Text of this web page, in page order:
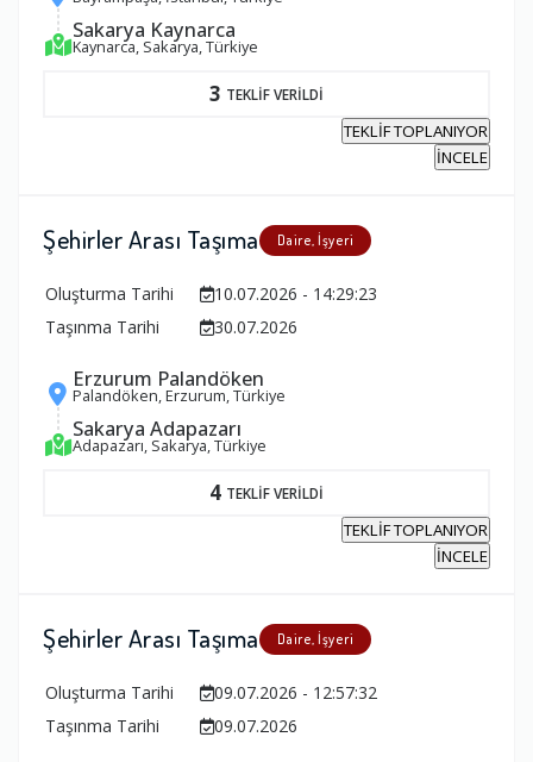
Sakarya Kaynarca
Kaynarca, Sakarya, Türkiye
3 TEKLİF VERİLDİ
TEKLİF TOPLANIYOR
İNCELE
Şehirler Arası Taşıma Daire, İşyeri
Oluşturma Tarihi
10.07.2026 - 14:29:23
Taşınma Tarihi
30.07.2026
Erzurum Palandöken
Palandöken, Erzurum, Türkiye
Sakarya Adapazarı
Adapazarı, Sakarya, Türkiye
4 TEKLİF VERİLDİ
TEKLİF TOPLANIYOR
İNCELE
Şehirler Arası Taşıma Daire, İşyeri
Oluşturma Tarihi
09.07.2026 - 12:57:32
Taşınma Tarihi
09.07.2026